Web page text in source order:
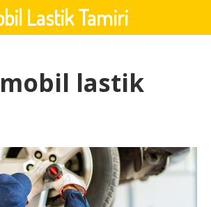
mobil lastik
Lastik Tamiri